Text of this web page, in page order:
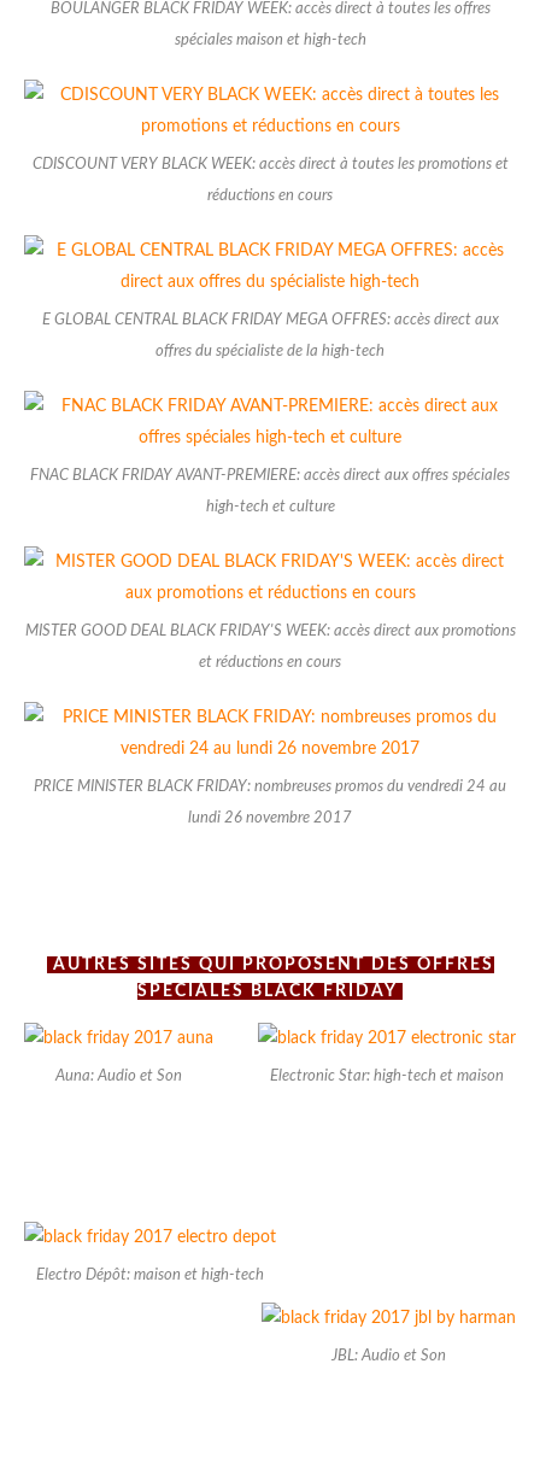
BOULANGER BLACK FRIDAY WEEK: accès direct à toutes les offres
spéciales maison et high-tech
CDISCOUNT VERY BLACK WEEK: accès direct à toutes les promotions et
réductions en cours
E GLOBAL CENTRAL BLACK FRIDAY MEGA OFFRES: accès direct aux
offres du spécialiste de la high-tech
FNAC BLACK FRIDAY AVANT-PREMIERE: accès direct aux offres spéciales
high-tech et culture
MISTER GOOD DEAL BLACK FRIDAY'S WEEK: accès direct aux promotions
et réductions en cours
PRICE MINISTER BLACK FRIDAY: nombreuses promos du vendredi 24 au
lundi 26 novembre 2017
AUTRES SITES QUI PROPOSENT DES OFFRES
SPECIALES BLACK FRIDAY
Auna: Audio et Son Electronic Star: high-tech et maison
Electro Dépôt: maison et high-tech
JBL: Audio et Son